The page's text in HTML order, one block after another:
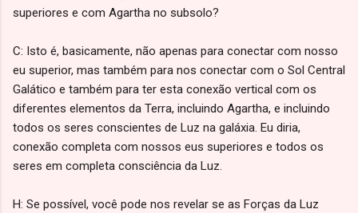
superiores e com Agartha no subsolo?
C: Isto é, basicamente, não apenas para conectar com nosso
eu superior, mas também para nos conectar com o Sol Central
Galático e também para ter esta conexão vertical com os
diferentes elementos da Terra, incluindo Agartha, e incluindo
todos os seres conscientes de Luz na galáxia. Eu diria,
conexão completa com nossos eus superiores e todos os
seres em completa consciência da Luz.
H: Se possível, você pode nos revelar se as Forças da Luz